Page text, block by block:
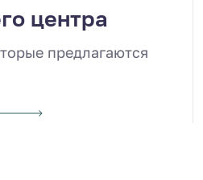
центра
предлагаются